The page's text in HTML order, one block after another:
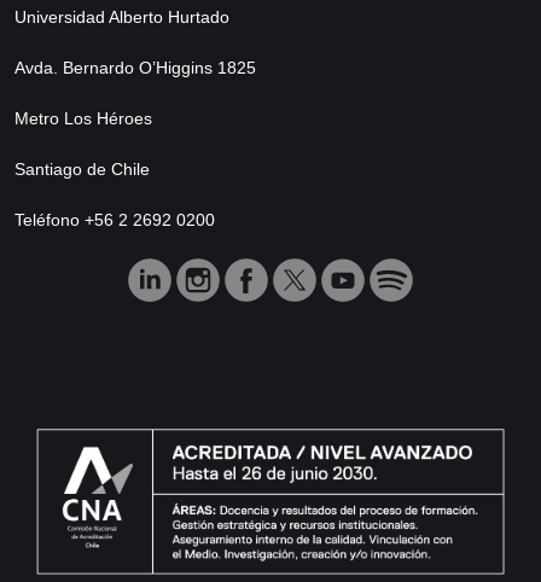
Universidad Alberto Hurtado
Avda. Bernardo O’Higgins 1825
Metro Los Héroes
Santiago de Chile
Teléfono +56 2 2692 0200